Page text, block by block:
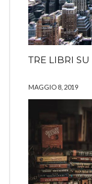
TRE LIBRI
MAGGIO 8, 2019